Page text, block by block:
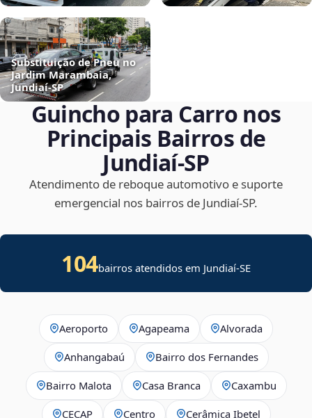
Substituição de Pneu no
Jardim Marambaia,
Jundiaí‑SP
Guincho para Carro nos
Principais Bairros de
Jundiaí‑SP
Atendimento de reboque automotivo e suporte
emergencial nos bairros de Jundiaí‑SP.
104bairros atendidos em Jundiaí-SE
Aeroporto Agapeama Alvorada
Anhangabaú Bairro dos Fernandes
Bairro Malota Casa Branca Caxambu
CECAP Centro Cerâmica Ibetel